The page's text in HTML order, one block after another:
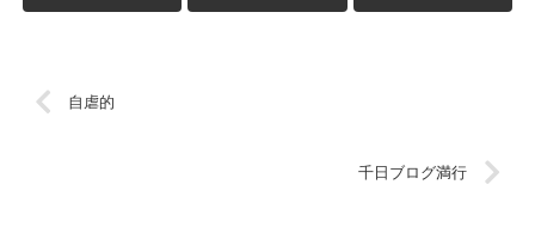
自虐的
千日ブログ満行